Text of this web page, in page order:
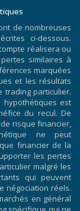
de nombreuses
ci-dessous.
réalisera ou
similaires à
marquées
et les résultats
trading particulier.
hypothétiques est
du recul. De
risque financier,
ne peut
financier de la
les pertes
malgré les
qui peuvent
négociation réels.
en général